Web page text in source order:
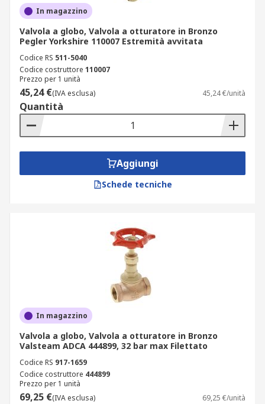
In magazzino
Valvola a globo, Valvola a otturatore in Bronzo
Pegler Yorkshire 110007 Estremità avvitata
Codice RS 511-5040
Codice costruttore 110007
Prezzo per 1 unità
45,24 €(IVA esclusa) 45,24 €/unità
Quantità
Aggiungi
Schede tecniche
In magazzino
Valvola a globo, Valvola a otturatore in Bronzo
Valsteam ADCA 444899, 32 bar max Filettato
Codice RS 917-1659
Codice costruttore 444899
Prezzo per 1 unità
69,25 €(IVA esclusa) 69,25 €/unità